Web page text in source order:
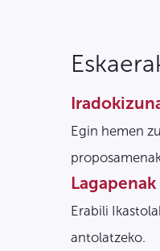
Egin hemen
Lagapenak
Erabili
antolatzeko.